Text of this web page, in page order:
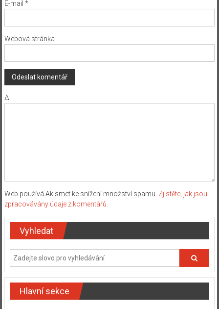
E-mail *
Webová stránka
Δ
Web používá Akismet ke snížení množství spamu. Zjistěte, jak jsou
zpracovávány údaje z komentářů.
Vyhledat
Hlavní sekce